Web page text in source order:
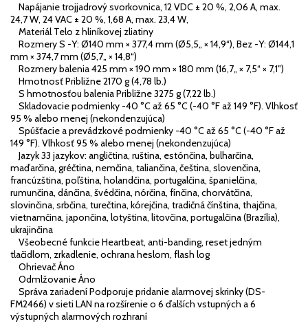
Napájanie trojjadrový svorkovnica, 12 VDC ± 20 %, 2,06 A, max.
24,7 W, 24 VAC ± 20 %, 1,68 A, max. 23,4 W,
Materiál Telo z hliníkovej zliatiny
Rozmery S -Y: Ø140 mm × 377,4 mm (Ø5,5„ × 14,9“), Bez -Y: Ø144,1
mm × 374,7 mm (Ø5,7„ × 14,8“)
Rozmery balenia 425 mm × 190 mm × 180 mm (16,7„ × 7,5“ × 7,1")
Hmotnosť Približne 2170 g (4,78 lb.)
S hmotnosťou balenia Približne 3275 g (7,22 lb.)
Skladovacie podmienky -40 °C až 65 °C (-40 °F až 149 °F). Vlhkosť
95 % alebo menej (nekondenzujúca)
Spúšťacie a prevádzkové podmienky -40 °C až 65 °C (-40 °F až
149 °F). Vlhkosť 95 % alebo menej (nekondenzujúca)
Jazyk 33 jazykov: angličtina, ruština, estónčina, bulharčina,
maďarčina, gréčtina, nemčina, taliančina, čeština, slovenčina,
francúzština, poľština, holandčina, portugalčina, španielčina,
rumunčina, dánčina, švédčina, nórčina, fínčina, chorvátčina,
slovinčina, srbčina, turečtina, kórejčina, tradičná čínština, thajčina,
vietnamčina, japončina, lotyština, litovčina, portugalčina (Brazília),
ukrajinčina
Všeobecné funkcie Heartbeat, anti-banding, reset jedným
tlačidlom, zrkadlenie, ochrana heslom, flash log
Ohrievač Áno
Odmlžovanie Áno
Správa zariadení Podporuje pridanie alarmovej skrinky (DS-
FM2466) v sieti LAN na rozšírenie o 6 ďalších vstupných a 6
výstupných alarmových rozhraní